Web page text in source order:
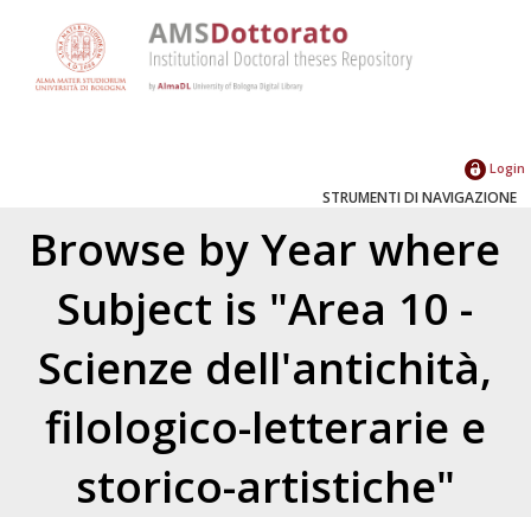
Login
STRUMENTI DI NAVIGAZIONE
Browse by Year where
Subject is "Area 10 -
Scienze dell'antichità,
filologico-letterarie e
storico-artistiche"